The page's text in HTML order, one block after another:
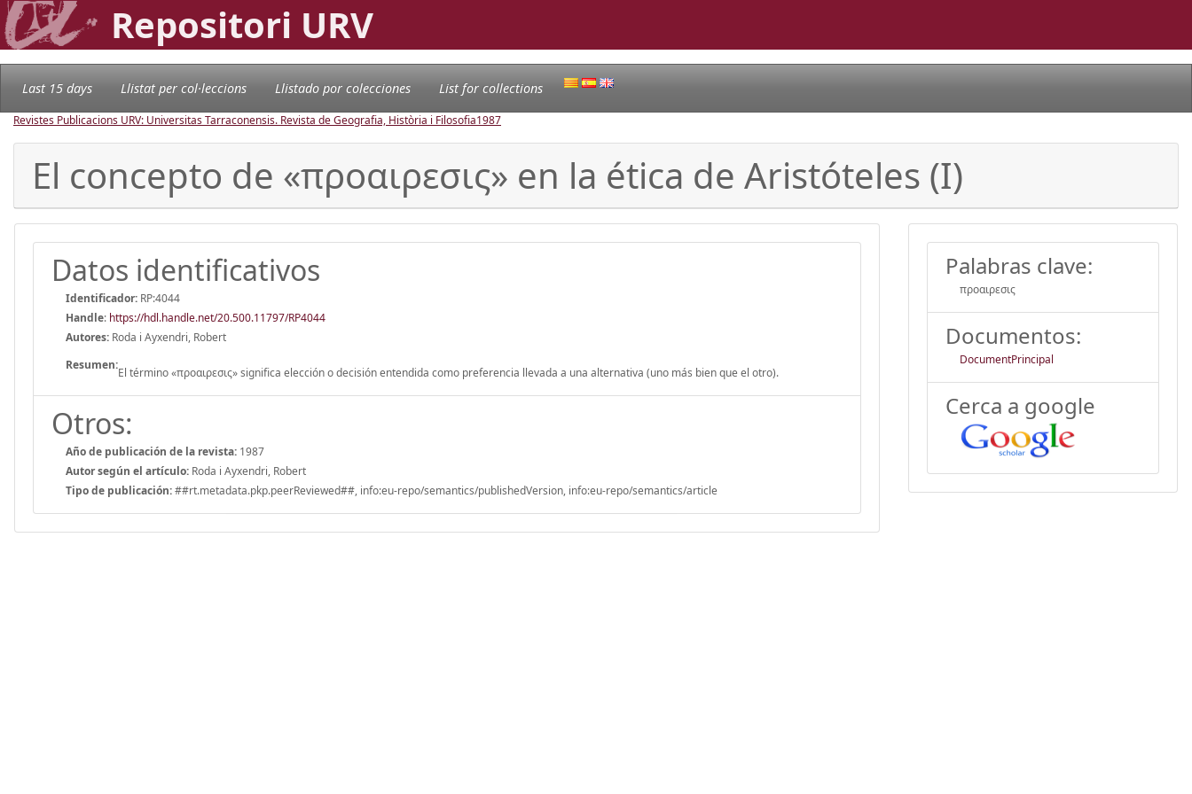
Repositori URV
Last 15 days Llistat per col·leccions Llistado por colecciones List for collections
Revistes Publicacions URV: Universitas Tarraconensis. Revista de Geografia, Història i Filosofia1987
El concepto de «πρoαιρεσις» en la ética de Aristóteles (I)
Datos identificativos
Identificador: RP:4044
Handle: https://hdl.handle.net/20.500.11797/RP4044
Autores: Roda i Ayxendri, Robert
Resumen:
El término «πρoαιρεσις» significa elección o decisión entendida como preferencia llevada a una alternativa (uno más bien que el otro).
Otros:
Año de publicación de la revista: 1987
Autor según el artículo: Roda i Ayxendri, Robert
Tipo de publicación:##rt.metadata.pkp.peerReviewed##, info:eu-repo/semantics/publishedVersion, info:eu-repo/semantics/article
Palabras clave:
πρoαιρεσις
Documentos:
DocumentPrincipal
Cerca a google